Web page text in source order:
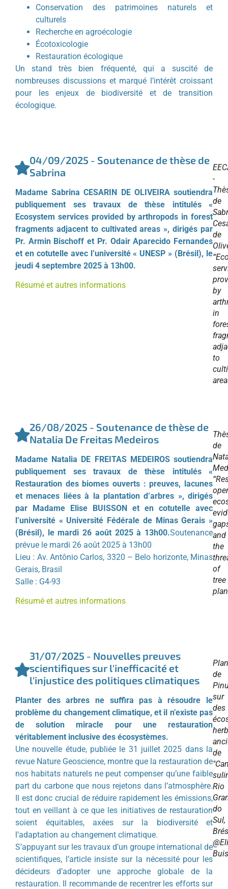
Conservation des patrimoines naturels et
culturels
Recherche en agroécologie
Écotoxicologie
Restauration écologique
Un stand très bien fréquenté, qui a suscité de
nombreuses discussions et marqué l’intérêt croissant
pour les enjeux de biodiversité et de transition
écologique.
04/09/2025 - Soutenance de thèse de
Sabrina
Madame Sabrina CESARIN DE OLIVEIRA soutiendra
publiquement ses travaux de thèse intitulés «
Ecosystem services provided by arthropods in forest
fragments adjacent to cultivated areas », dirigés par
Pr. Armin Bischoff et Pr. Odair Aparecido Fernandes
et en cotutelle avec l’université « UNESP » (Brésil), le
jeudi 4 septembre 2025 à 13h00.
Résumé et autres informations
-
de
de
by
in
to
26/08/2025 - Soutenance de thèse de
Natalia De Freitas Medeiros
Madame Natalia DE FREITAS MEDEIROS soutiendra
publiquement ses travaux de thèse intitulés «
Restauration des biomes ouverts : preuves, lacunes
et menaces liées à la plantation d’arbres », dirigés
par Madame Elise BUISSON et en cotutelle avec
l’université « Université Fédérale de Minas Gerais »
(Brésil), le mardi 26 août 2025 à 13h00.Soutenance
prévue le mardi 26 août 2025 à 13h00
Lieu : Av. Antônio Carlos, 3320 – Belo horizonte, Minas
Gerais, Brasil
Salle : G4-93
Résumé et autres informations
de
and
the
of
tree
31/07/2025 - Nouvelles preuves
scientifiques sur l'inefficacité et
l'injustice des politiques climatiques
Planter des arbres ne suffira pas à résoudre le
problème du changement climatique, et il n’existe pas
de solution miracle pour une restauration
véritablement inclusive des écosystèmes.
Une nouvelle étude, publiée le 31 juillet 2025 dans la
revue Nature Geoscience, montre que la restauration de
nos habitats naturels ne peut compenser qu’une faible
part du carbone que nous rejetons dans l’atmosphère.
Il est donc crucial de réduire rapidement les émissions,
tout en veillant à ce que les initiatives de restauration
soient équitables, axées sur la biodiversité et
l’adaptation au changement climatique.
S’appuyant sur les travaux d’un groupe international de
scientifiques, l’article insiste sur la nécessité pour les
décideurs d’adopter une approche globale de la
restauration. Il recommande de recentrer les efforts sur
de
sur
des
de
Rio
do
Sul,